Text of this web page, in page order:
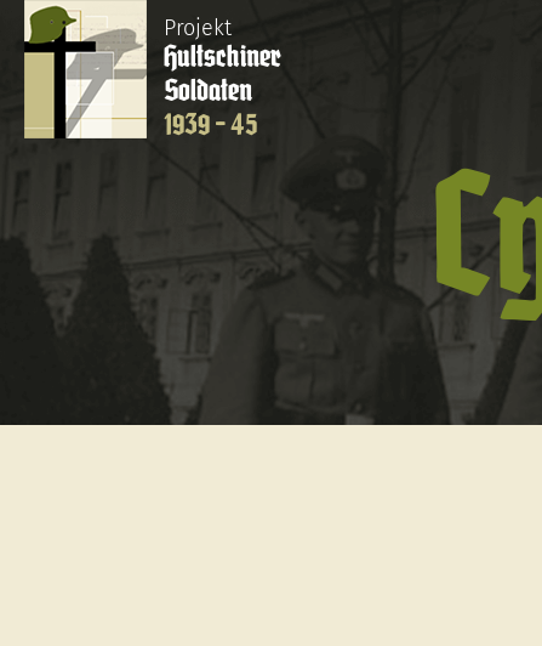
Projekt
Hultschiner
Soldaten
1939 - 45